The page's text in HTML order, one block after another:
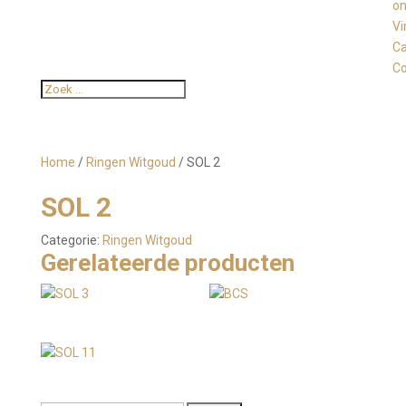
Home / Ringen Witgoud / SOL 2
SOL 2
Categorie: Ringen Witgoud
Gerelateerde producten